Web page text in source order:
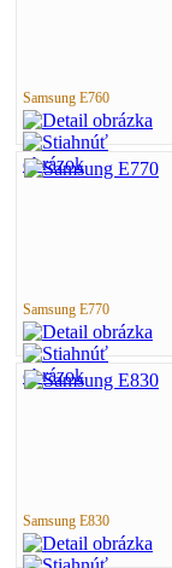
Samsung E760
Samsung E770
Samsung E830